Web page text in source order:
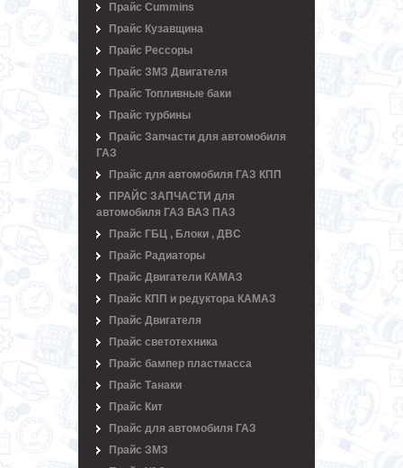
Прайс Cummins
Прайс Кузавщина
Прайс Рессоры
Прайс ЗМЗ Двигателя
Прайс Топливные баки
Прайс турбины
Прайс Запчасти для автомобиля
ГАЗ
Прайс для автомобиля ГАЗ КПП
ПРАЙС ЗАПЧАСТИ для
автомобиля ГАЗ ВАЗ ПАЗ
Прайс ГБЦ , Блоки , ДВС
Прайс Радиаторы
Прайс Двигатели КАМАЗ
Прайс КПП и редуктора КАМАЗ
Прайс Двигателя
Прайс светотехника
Прайс бампер пластмасса
Прайс Танаки
Прайс Кит
Прайс для автомобиля ГАЗ
Прайс ЗМЗ